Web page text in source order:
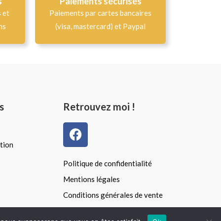
et
Paiements par cartes bancaires
(visa, mastercard) et Paypal
Retrouvez moi !
F
a
e
b
o
o
Politique de confidentialité
Mentions légales
Conditions générales de vente